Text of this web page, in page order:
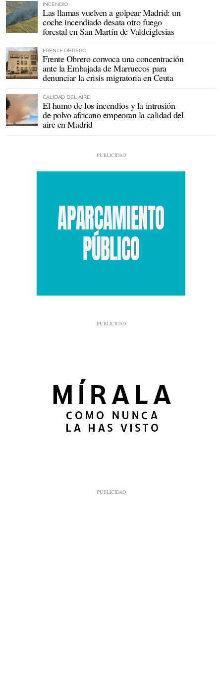
INCENDIO
Las llamas vuelven a golpear Madrid: un
coche incendiado desata otro fuego
forestal en San Martín de Valdeiglesias
FRENTE OBRERO
Frente Obrero convoca una concentración
ante la Embajada de Marruecos para
denunciar la crisis migratoria en Ceuta
CALIDAD DEL AIRE
El humo de los incendios y la intrusión
de polvo africano empeoran la calidad del
aire en Madrid